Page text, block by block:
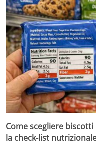
Come scegliere
la check-list